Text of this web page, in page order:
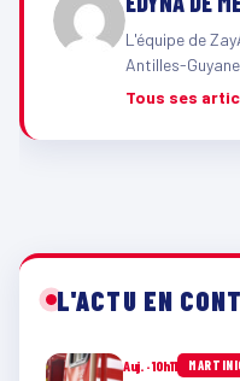
L'équipe de
Antilles-
Tous ses
L'ACTU EN
Auj. · 10h11